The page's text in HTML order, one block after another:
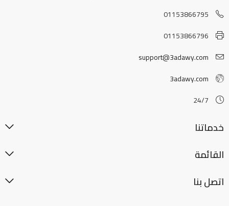
01153866795
01153866796
support@3adawy.com
3adawy.com
24/7
خدماتنا
القائمة
اتصل بنا